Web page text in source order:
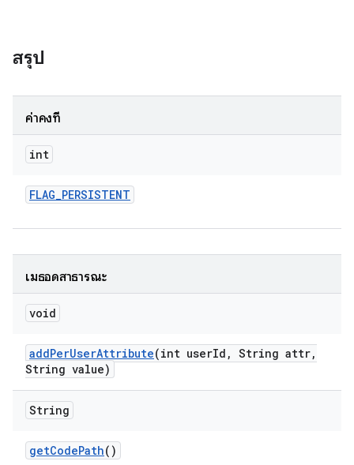
สรุป
ค่าคงที่
int
FLAG_PERSISTENT
เมธอดสาธารณะ
void
addPerUserAttribute(int userId , String attr,
String value)
String
getCodePath()